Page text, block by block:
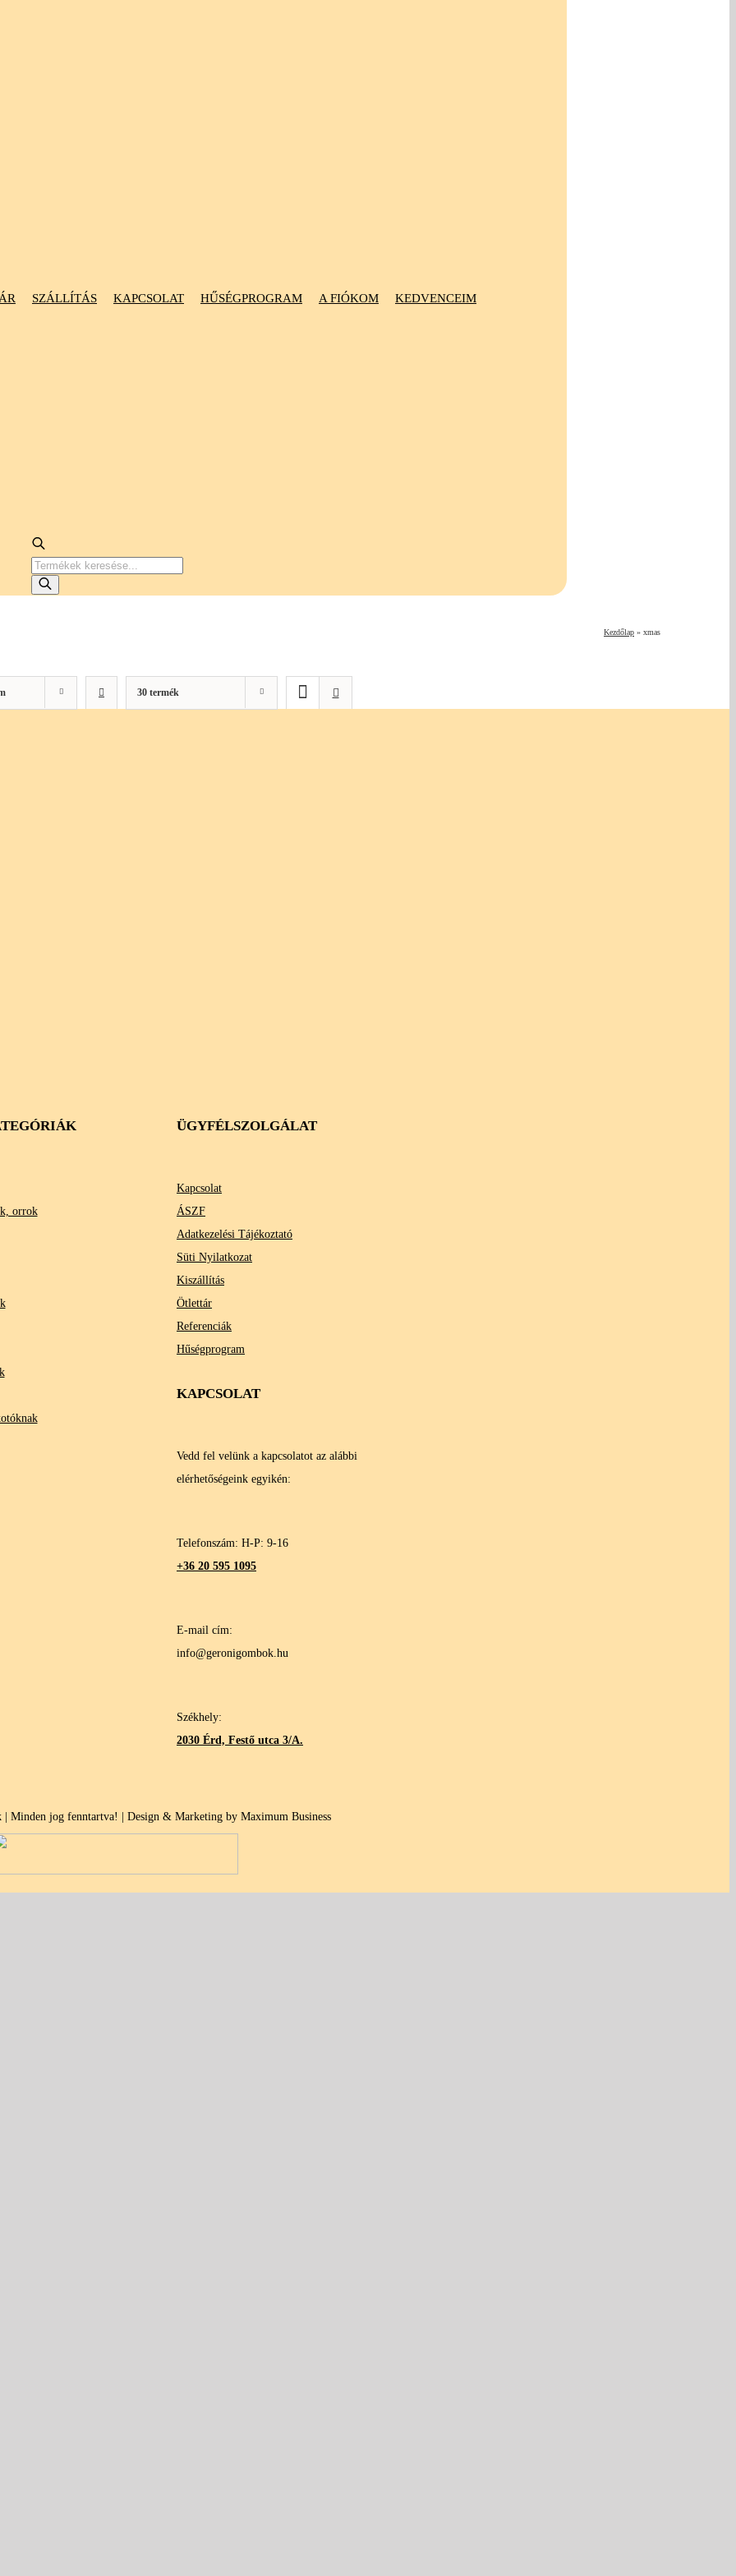
SZÁLLÍTÁS KAPCSOLAT HŰSÉGPROGRAM A FIÓKOM KEDVENCEIM
PRODUCTS
SEARCH
Kezdőlap » xmas
30 termék
orrok
ÜGYFÉLSZOLGÁLAT
Kapcsolat
ÁSZF
Adatkezelési Tájékoztató
Süti Nyilatkozat
Kiszállítás
Ötlettár
Referenciák
Hűségprogram
KAPCSOLAT
Vedd fel velünk a kapcsolatot az alábbi
elérhetőségeink egyikén:
Telefonszám: H-P: 9-16
+36 20 595 1095
E-mail cím:
info@geronigombok.hu
Székhely:
2030 Érd, Festő utca 3/A.
| Minden jog fenntartva! | Design & Marketing by Maximum Business